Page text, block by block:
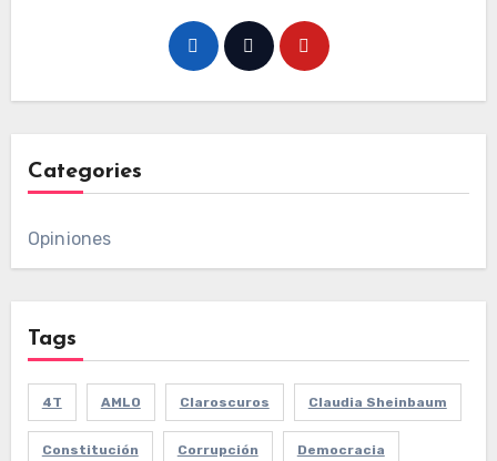
Categories
Opiniones
Tags
4T AMLO Claroscuros Claudia Sheinbaum
Constitución Corrupción Democracia